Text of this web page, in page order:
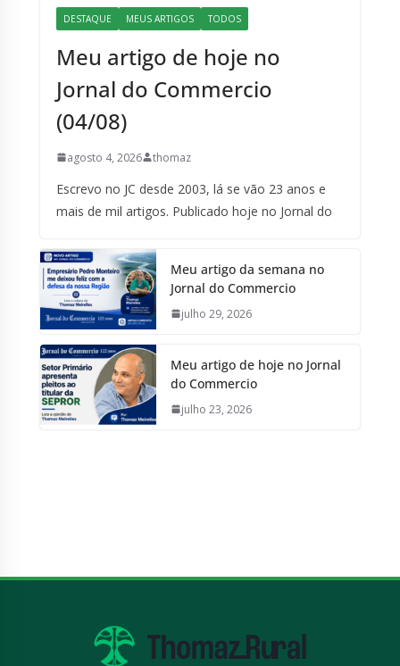
DESTAQUE MEUS ARTIGOS TODOS
Meu artigo de hoje no
Jornal do Commercio
(04/08)
agosto 4, 2026 thomaz
Escrevo no JC desde 2003, lá se vão 23 anos e
mais de mil artigos. Publicado hoje no Jornal do
Meu artigo da semana no
Jornal do Commercio
julho 29, 2026
Meu artigo de hoje no Jornal
do Commercio
julho 23, 2026